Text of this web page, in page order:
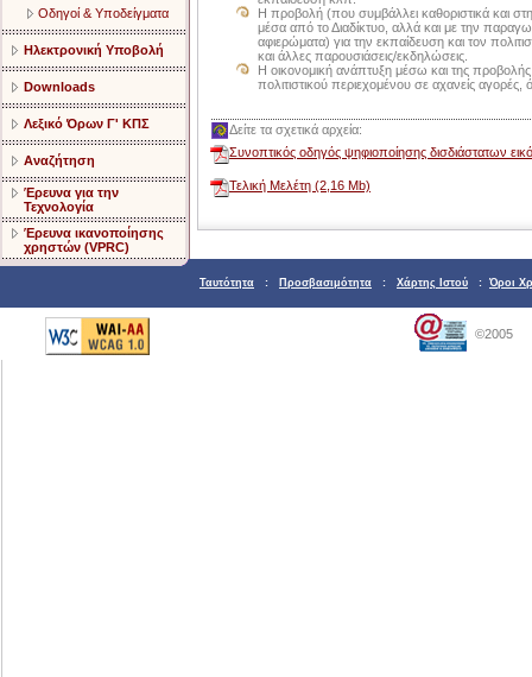
Οδηγοί & Υποδείγματα
Ηλεκτρονική Υποβολή
Downloads
Λεξικό Όρων Γ' ΚΠΣ
Αναζήτηση
Έρευνα για την
Τεχνολογία
Έρευνα ικανοποίησης
χρηστών (VPRC)
Η προβολή (που συμβάλλει καθοριστικά και
μέσα από το Διαδίκτυο, αλλά και με την
αφιερώματα) για την εκπαίδευση και τον
και άλλες παρουσιάσεις/εκδηλώσεις.
Η οικονομική ανάπτυξη μέσω και της
πολιτιστικού περιεχομένου σε αχανείς
Δείτε τα σχετικά αρχεία:
Συνοπτικός οδηγός ψηφιοποίησης δισδιάστατων
Τελική Μελέτη (2,16 Mb)
Ταυτότητα : Προσβασιμότητα : Χάρτης Ιστού : Όροι
©2005